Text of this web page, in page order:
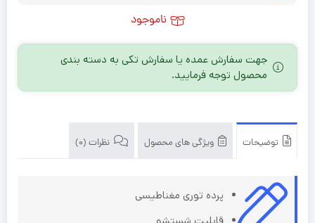
ناموجود
جهت سفارش عمده یا سفارش تکی به دسته بندی
محصول توجه فرمایید.
توضیحات ویژگی های محصول نظرات (0)
پرده توری مغناطیسی